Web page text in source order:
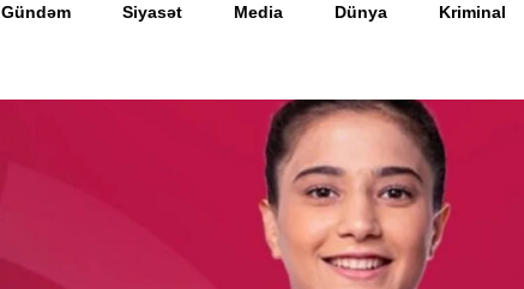
Gündəm Siyasət Media Dünya Kriminal